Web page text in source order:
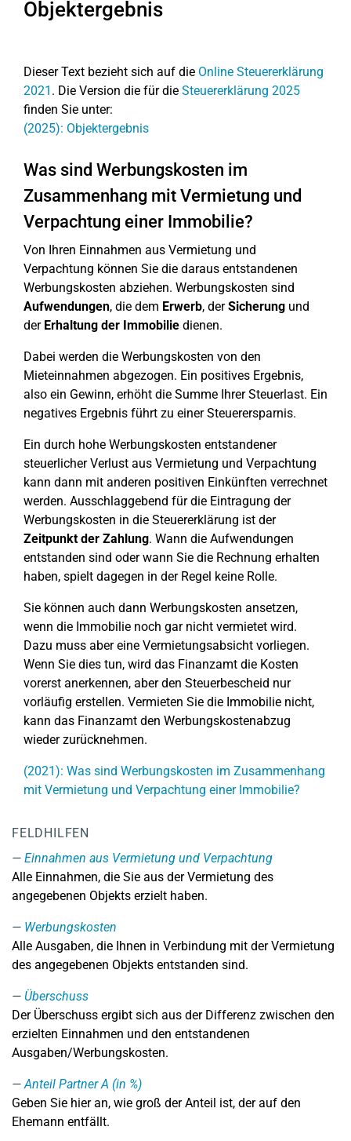
Objektergebnis
Dieser Text bezieht sich auf die Online Steuererklärung
2021 . Die Version die für die Steuererklärung 2025
finden Sie unter:
(2025): Objektergebnis
Was sind Werbungskosten im
Zusammenhang mit Vermietung und
Verpachtung einer Immobilie?
Von Ihren Einnahmen aus Vermietung und
Verpachtung können Sie die daraus entstandenen
Werbungskosten abziehen. Werbungskosten sind
Aufwendungen, die dem Erwerb, derSicherung und
der Erhaltung der Immobilie dienen.
Dabei werden die Werbungskosten von den
Mieteinnahmen abgezogen. Ein positives Ergebnis,
also ein Gewinn, erhöht die Summe Ihrer Steuerlast. Ein
negatives Ergebnis führt zu einer Steuerersparnis.
Ein durch hohe Werbungskosten entstandener
steuerlicher Verlust aus Vermietung und Verpachtung
kann dann mit anderen positiven Einkünften verrechnet
werden. Ausschlaggebend für die Eintragung der
Werbungskosten in die Steuererklärung ist der
Zeitpunkt der Zahlung. Wann die Aufwendungen
entstanden sind oder wann Sie die Rechnung erhalten
haben, spielt dagegen in der Regel keine Rolle.
Sie können auch dann Werbungskosten ansetzen,
wenn die Immobilie noch gar nicht vermietet wird.
Dazu muss aber eine Vermietungsabsicht vorliegen.
Wenn Sie dies tun, wird das Finanzamt die Kosten
vorerst anerkennen, aber den Steuerbescheid nur
vorläufig erstellen. Vermieten Sie die Immobilie nicht,
kann das Finanzamt den Werbungskostenabzug
wieder zurücknehmen.
(2021): Was sind Werbungskosten im Zusammenhang
mit Vermietung und Verpachtung einer Immobilie?
FELDHILFEN
Einnahmen aus Vermietung und Verpachtung
Alle Einnahmen, die Sie aus der Vermietung des
angegebenen Objekts erzielt haben.
Werbungskosten
Alle Ausgaben, die Ihnen in Verbindung mit der Vermietung
des angegebenen Objekts entstanden sind.
Überschuss
Der Überschuss ergibt sich aus der Differenz zwischen den
erzielten Einnahmen und den entstandenen
Ausgaben/Werbungskosten.
Anteil Partner A (in %)
Geben Sie hier an, wie groß der Anteil ist, der auf den
Ehemann entfällt.